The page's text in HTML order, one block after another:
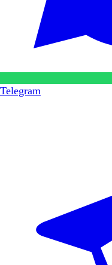
Telegram